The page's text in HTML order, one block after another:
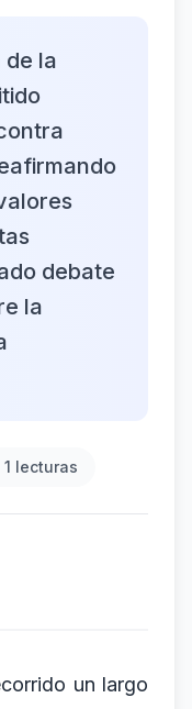
de la
debate
la
1 lecturas
un largo